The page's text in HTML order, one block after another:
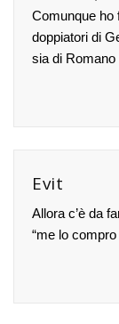
Comunque ho
doppiatori di
sia di Romano
Evit
Allora c’è da
“me lo